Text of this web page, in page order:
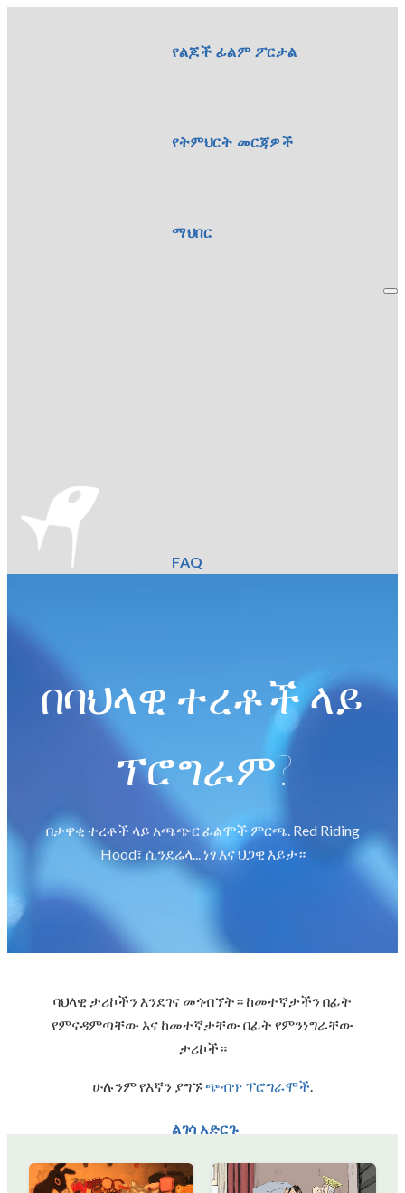
የልጆች ፊልም ፖርታል
የትምህርት መርጃዎች
ማህበር
FAQ
ልገሳ አድርጉ
በባህላዊ ተረቶች ላይ
ፕሮግራም?
በታዋቂ ተረቶች ላይ አጫጭር ፊልሞች ምርጫ. Red Riding
Hood፣ ሲንደሬላ... ነፃ እና ህጋዊ እይታ።
ባህላዊ ታሪኮችን እንደገና መጎብኘት። ከመተኛታችን በፊት
የምናዳምጣቸው እና ከመተኛታቸው በፊት የምንነግራቸው
ታሪኮች።
ሁሉንም የእኛን ያግኙጭብጥ ፕሮግራሞች.